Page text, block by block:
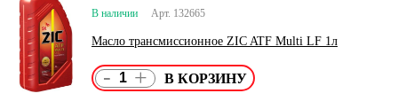
Арт. 132665
В наличии
Масло трансмиссионное ZIC ATF Multi LF 1л
- +